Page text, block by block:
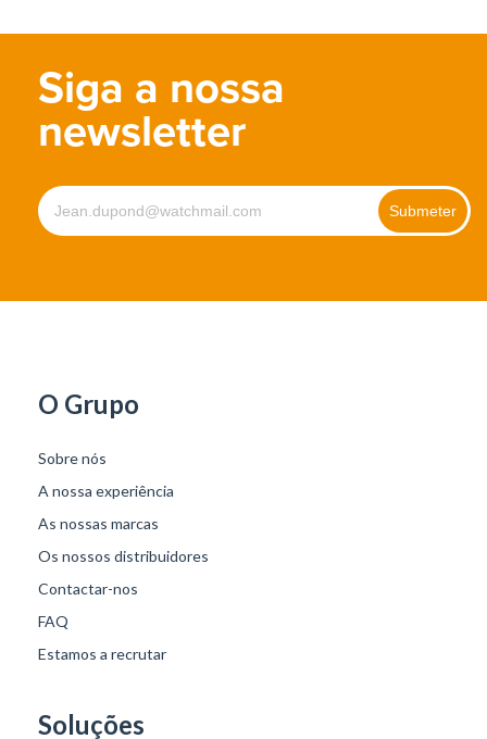
Siga a nossa
newsletter
O Grupo
Sobre nós
A nossa experiência
As nossas marcas
Os nossos distribuidores
Contactar-nos
FAQ
Estamos a recrutar
Soluções